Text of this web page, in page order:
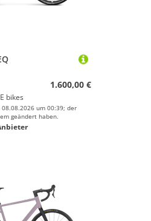
1.600,00 €
bikes
um 00:39; der
geändert haben.